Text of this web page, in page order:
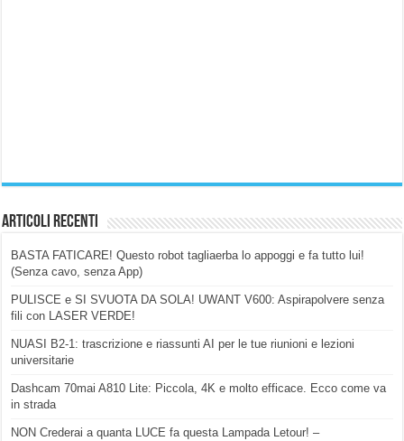
Articoli Recenti
BASTA FATICARE! Questo robot tagliaerba lo appoggi e fa tutto lui!
(Senza cavo, senza App)
PULISCE e SI SVUOTA DA SOLA! UWANT V600: Aspirapolvere senza
fili con LASER VERDE!
NUASI B2-1: trascrizione e riassunti AI per le tue riunioni e lezioni
universitarie
Dashcam 70mai A810 Lite: Piccola, 4K e molto efficace. Ecco come va
in strada
NON Crederai a quanta LUCE fa questa Lampada Letour! –